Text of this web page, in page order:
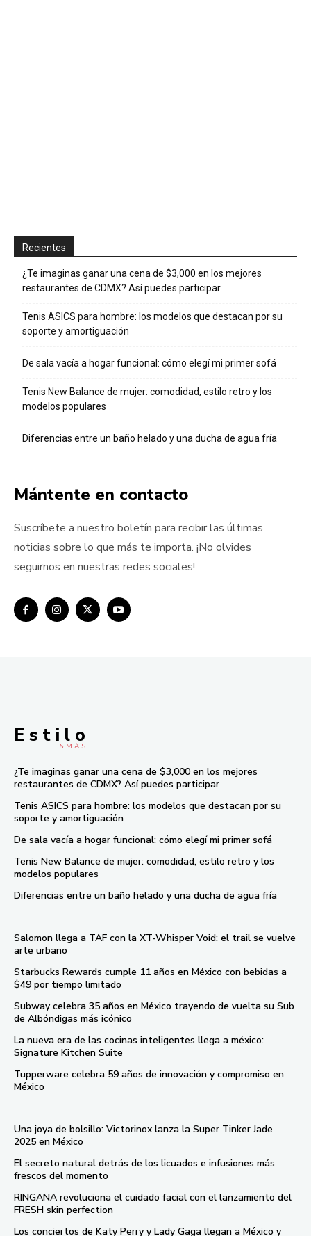
Recientes
¿Te imaginas ganar una cena de $3,000 en los mejores
restaurantes de CDMX? Así puedes participar
Tenis ASICS para hombre: los modelos que destacan por su
soporte y amortiguación
De sala vacía a hogar funcional: cómo elegí mi primer sofá
Tenis New Balance de mujer: comodidad, estilo retro y los
modelos populares
Diferencias entre un baño helado y una ducha de agua fría
Mántente en contacto
Suscríbete a nuestro boletín para recibir las últimas
noticias sobre lo que más te importa. ¡No olvides
seguirnos en nuestras redes sociales!
E s t i l o
& M À S
¿Te imaginas ganar una cena de $3,000 en los mejores
restaurantes de CDMX? Así puedes participar
Tenis ASICS para hombre: los modelos que destacan por su
soporte y amortiguación
De sala vacía a hogar funcional: cómo elegí mi primer sofá
Tenis New Balance de mujer: comodidad, estilo retro y los
modelos populares
Diferencias entre un baño helado y una ducha de agua fría
Salomon llega a TAF con la XT-Whisper Void: el trail se vuelve
arte urbano
Starbucks Rewards cumple 11 años en México con bebidas a
$49 por tiempo limitado
Subway celebra 35 años en México trayendo de vuelta su Sub
de Albóndigas más icónico
La nueva era de las cocinas inteligentes llega a méxico:
Signature Kitchen Suite
Tupperware celebra 59 años de innovación y compromiso en
México
Una joya de bolsillo: Victorinox lanza la Super Tinker Jade
2025 en México
El secreto natural detrás de los licuados e infusiones más
frescos del momento
RINGANA revoluciona el cuidado facial con el lanzamiento del
FRESH skin perfection
Los conciertos de Katy Perry y Lady Gaga llegan a México y